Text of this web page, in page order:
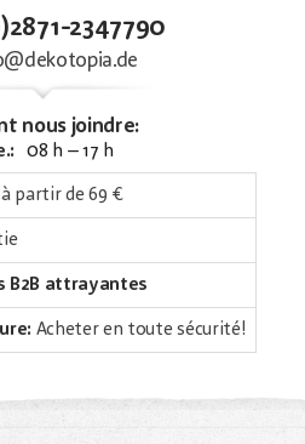
2347790
nous joindre:
08 h – 17 h
à partir de 69 €
B2B attrayantes
Acheter en toute sécurité!